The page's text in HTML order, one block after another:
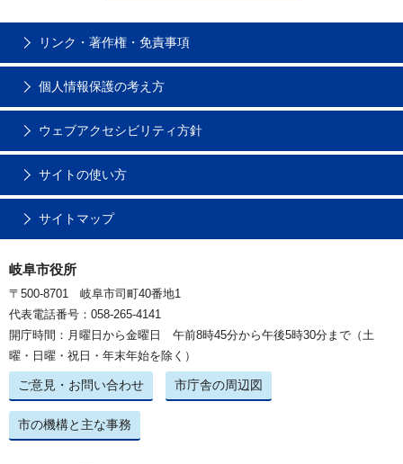
リンク・著作権・免責事項
個人情報保護の考え方
ウェブアクセシビリティ方針
サイトの使い方
サイトマップ
岐阜市役所
〒500-8701 岐阜市司町40番地1
代表電話番号：058-265-4141
開庁時間：月曜日から金曜日 午前8時45分から午後5時30分まで（土
曜・日曜・祝日・年末年始を除く）
ご意見・お問い合わせ 市庁舎の周辺図
市の機構と主な事務